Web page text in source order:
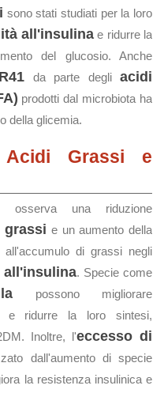
sono stati studiati per la loro
all'insulinae ridurre la
del glucosio. Anche
da parte degliacidi
prodotti dal microbiota ha
della glicemia.
Acidi Grassi e
una riduzione
grassi e un aumento della
di grassi negli
all'insulina. Specie come
possono migliorare
e ridurre la loro sintesi,
Inoltre, l'eccesso di
dall'aumento di specie
la resistenza insulinica e